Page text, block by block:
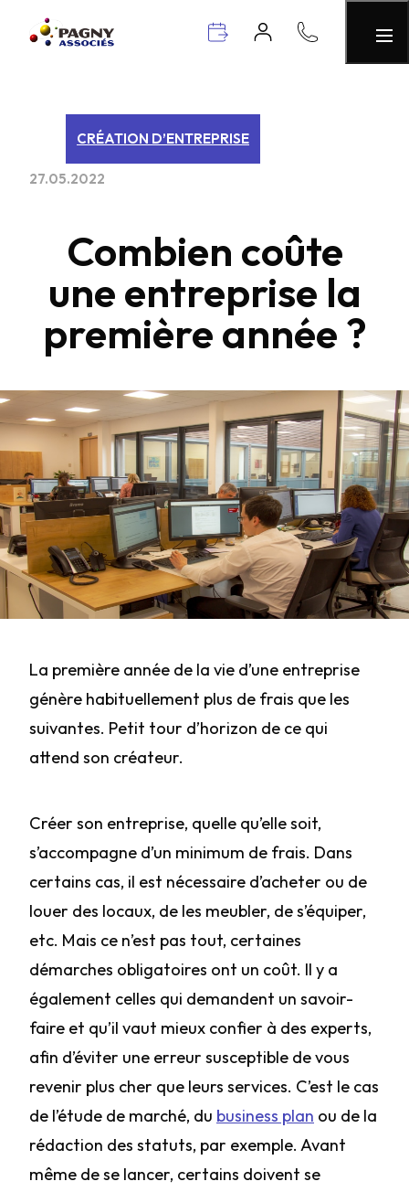
CRÉATION D’ENTREPRISE
27.05.2022
Combien coûte
une entreprise la
première année ?
La première année de la vie d’une entreprise
génère habituellement plus de frais que les
suivantes. Petit tour d’horizon de ce qui
attend son créateur.
Créer son entreprise, quelle qu’elle soit,
s’accompagne d’un minimum de frais. Dans
certains cas, il est nécessaire d’acheter ou de
louer des locaux, de les meubler, de s’équiper,
etc. Mais ce n’est pas tout, certaines
démarches obligatoires ont un coût. Il y a
également celles qui demandent un savoir-
faire et qu’il vaut mieux confier à des experts,
afin d’éviter une erreur susceptible de vous
revenir plus cher que leurs services. C’est le cas
de l’étude de marché, du business plan ou de la
rédaction des statuts, par exemple. Avant
même de se lancer, certains doivent se